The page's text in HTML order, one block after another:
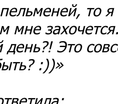
то
мне
день?! Это
:))»